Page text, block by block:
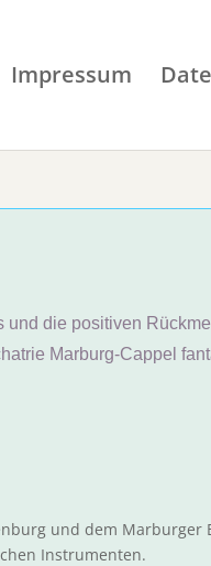
Impressum
und die positiven
Marburg-Cappel
und dem Marburger
Instrumenten.